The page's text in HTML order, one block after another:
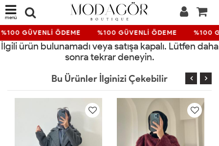
menü
%100 GÜVENLİ ÖDEME %100 GÜVENLİ ÖDEME %100
İlgili ürün bulunamadı veya satışa kapalı. Lütfen daha
sonra tekrar deneyin.
Bu Ürünler İlginizi Çekebilir